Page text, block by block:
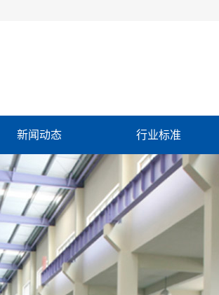
新闻动态 行业标准